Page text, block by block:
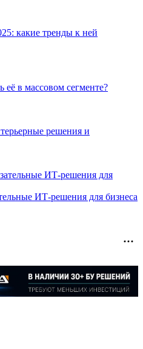
какие тренды к ней
её в массовом сегменте?
решения и
ИТ-решения для бизнеса